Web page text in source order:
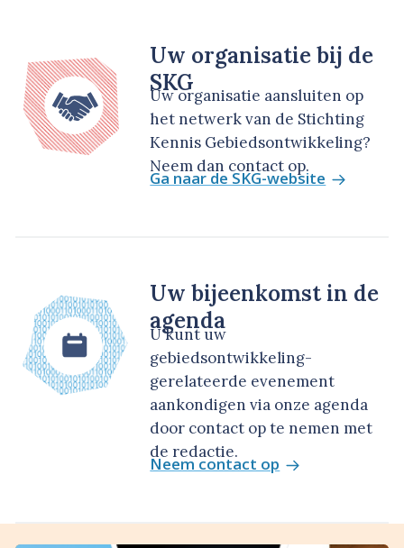
Uw organisatie bij de
SKG
Uw organisatie aansluiten op
het netwerk van de Stichting
Kennis Gebiedsontwikkeling?
Neem dan contact op.
Ga naar de SKG-website
Uw bijeenkomst in de
agenda
U kunt uw
gebiedsontwikkeling-
gerelateerde evenement
aankondigen via onze agenda
door contact op te nemen met
de redactie.
Neem contact op